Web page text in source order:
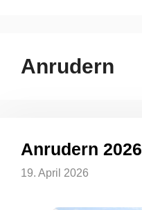
Anrudern
Anrudern 2026
19. April 2026